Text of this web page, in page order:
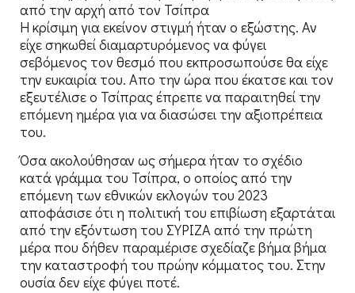
από την αρχή από τον Τσίπρα
Η κρίσιμη για εκείνον στιγμή ήταν ο εξώστης. Αν
είχε σηκωθεί διαμαρτυρόμενος να φύγει
σεβόμενος τον θεσμό που εκπροσωπούσε θα είχε
την ευκαιρία του. Απο την ώρα που έκατσε και τον
εξευτέλισε ο Τσίπρας έπρεπε να παραιτηθεί την
επόμενη ημέρα για να διασώσει την αξιοπρέπεια
του.
Όσα ακολούθησαν ως σήμερα ήταν το σχέδιο
κατά γράμμα του Τσίπρα, ο οποίος από την
επόμενη των εθνικών εκλογών του 2023
αποφάσισε ότι η πολιτική του επιβίωση εξαρτάται
από την εξόντωση του ΣΥΡΙΖΑ από την πρώτη
μέρα που δήθεν παραμέρισε σχεδίαζε βήμα βήμα
την καταστροφή του πρώην κόμματος του. Στην
ουσία δεν είχε φύγει ποτέ.